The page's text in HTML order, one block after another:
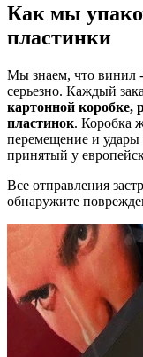
Как мы
пластинки
Мы знаем, что винил
серьезно. Каждый
картонной коробке,
пластинок. Коробка
перемещение и удары
принятый у
Все отправления
обнаружите